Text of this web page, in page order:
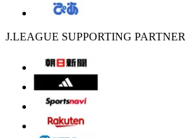
J.LEAGUE SUPPORTING